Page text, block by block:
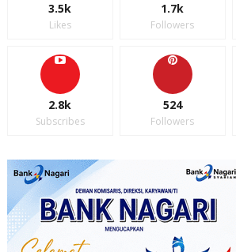
3.5k
Likes
1.7k
Followers
2.8k
Subscribes
524
Followers